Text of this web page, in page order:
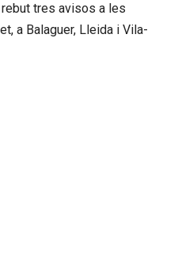
rebut tres avisos a les
a Balaguer, Lleida i Vila-